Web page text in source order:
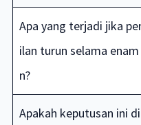
Apa yang terjadi jika
ilan turun selama enam
n?
Apakah keputusan ini